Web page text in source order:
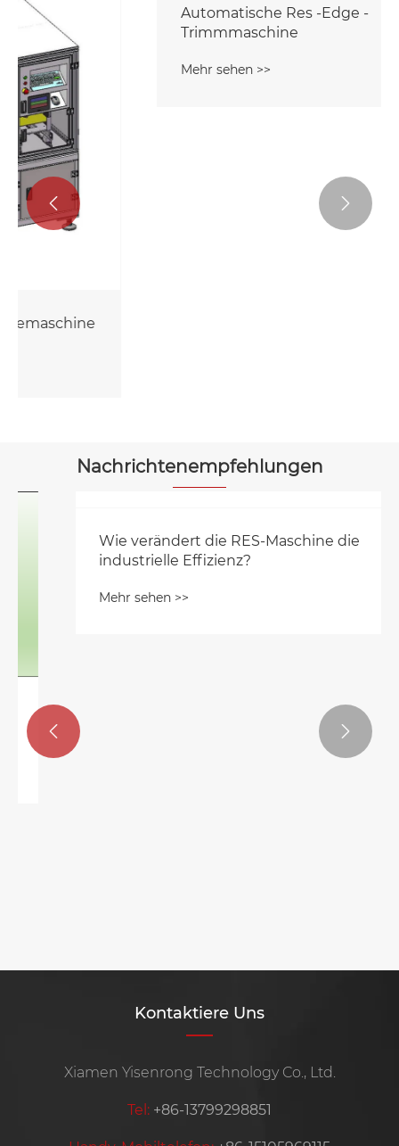
Automatische Res -Edge -
 
Nachrichtenempfehlungen
 
Kontaktiere Uns
Xiamen Yisenrong Technology Co., Ltd.
Tel: +86-13799298851